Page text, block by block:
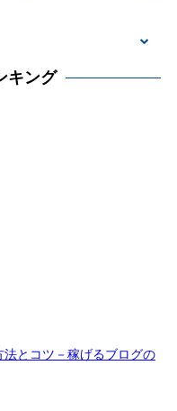
キング
とコツ－稼げるブログの